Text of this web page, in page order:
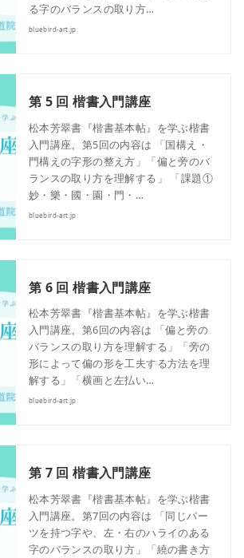
る字のバランスの取り方…
bluebird-art.jp
第 5 回 楷書入門講座
松本芳翠書『楷書基本帖』を学ぶ楷書
入門講座。第5回の内容は 「国構え・
門構えの字形の整え方」「偏と旁のバ
ランスの取り方を理解する」 「課題①
妙・樂・國・園・門・…
bluebird-art.jp
第 6 回 楷書入門講座
松本芳翠書『楷書基本帖』を学ぶ楷書
入門講座。第6回の内容は 「偏と旁の
バランスの取り方を理解する」「旁の
形によって偏の形を工夫する方法を理
解する」「横画と左払い…
bluebird-art.jp
第 7 回 楷書入門講座
松本芳翠書『楷書基本帖』を学ぶ楷書
入門講座。第7回の内容は 「同じパー
ツを持つ字や、左・右のハライのある
字のバランスの取り方」「繞の書き方